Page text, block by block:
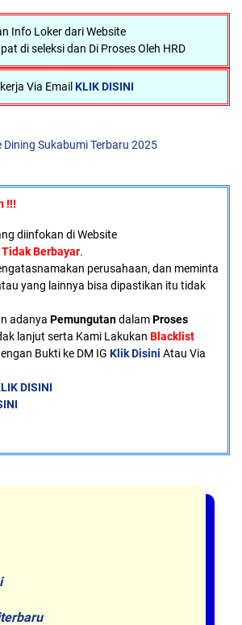
Info Loker dari Website
di seleksi dan Di Proses Oleh HRD
Via EmailKLIK DISINI
Sukabumi Terbaru 2025
!!!
diinfokan di Website
Tidak Berbayar.
perusahaan, dan meminta
yang lainnya bisa dipastikan itu tidak
adanya PemungutandalamProses
lanjut serta Kami Lakukan Blacklist
Bukti ke DM IG Klik Disini Atau Via
DISINI